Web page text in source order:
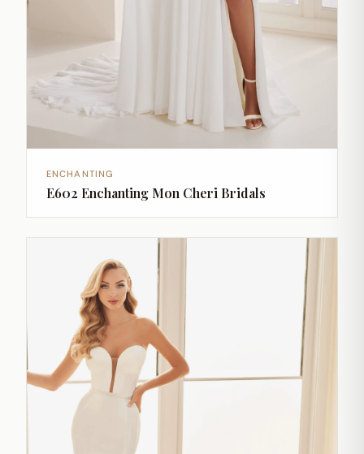
ENCHANTING
E602 Enchanting Mon Cheri Bridals